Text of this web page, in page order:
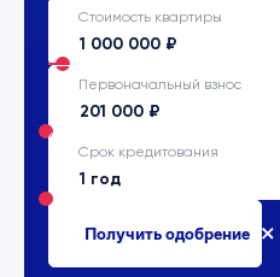
Стоимость квартиры
Первоначальный взнос
Срок кредитования